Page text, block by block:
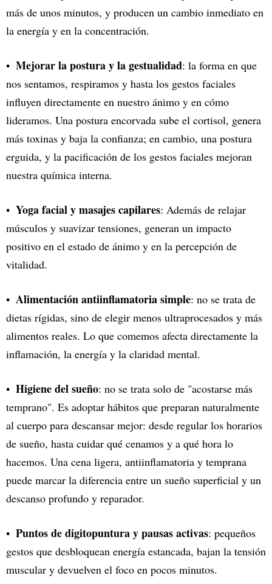
más de unos minutos, y producen un cambio inmediato en
la energía y en la concentración.
Mejorar la postura y la gestualidad: la forma en que
nos sentamos, respiramos y hasta los gestos faciales
influyen directamente en nuestro ánimo y en cómo
lideramos. Una postura encorvada sube el cortisol, genera
más toxinas y baja la confianza; en cambio, una postura
erguida, y la pacificación de los gestos faciales mejoran
nuestra química interna.
Yoga facial y masajes capilares: Además de relajar
músculos y suavizar tensiones, generan un impacto
positivo en el estado de ánimo y en la percepción de
vitalidad.
Alimentación antiinflamatoria simple: no se trata de
dietas rígidas, sino de elegir menos ultraprocesados y más
alimentos reales. Lo que comemos afecta directamente la
inflamación, la energía y la claridad mental.
Higiene del sueño: no se trata solo de "acostarse más
temprano". Es adoptar hábitos que preparan naturalmente
al cuerpo para descansar mejor: desde regular los horarios
de sueño, hasta cuidar qué cenamos y a qué hora lo
hacemos. Una cena ligera, antiinflamatoria y temprana
puede marcar la diferencia entre un sueño superficial y un
descanso profundo y reparador.
Puntos de digitopuntura y pausas activas: pequeños
gestos que desbloquean energía estancada, bajan la tensión
muscular y devuelven el foco en pocos minutos.